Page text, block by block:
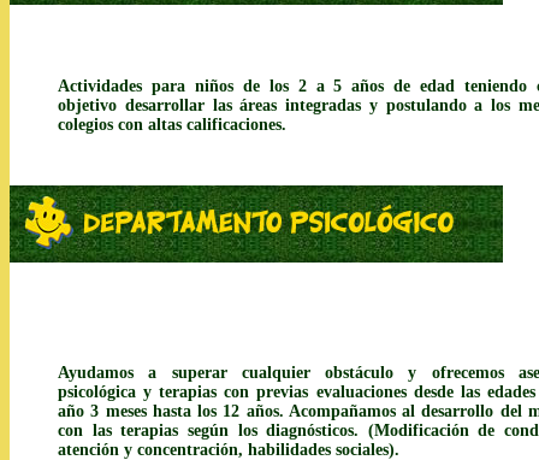
Actividades para niños de los 2 a 5 años de edad teniendo
objetivo desarrollar las áreas integradas y postulando a los
colegios con altas calificaciones.
Ayudamos a superar cualquier obstáculo y ofrecemos
psicológica y terapias con previas evaluaciones desde las
año 3 meses hasta los 12 años. Acompañamos al desarrollo del
con las terapias según los diagnósticos. (Modificación de
atención y concentración, habilidades sociales).